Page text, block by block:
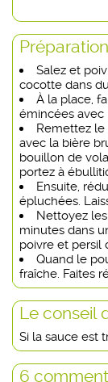
Préparation
Salez et
cocotte dans
À la place,
émincées avec
Remettez
avec la bière
bouillon de
portez à
Ensuite,
épluchées.
Nettoyez
minutes dans
poivre et persil
Quand le
fraîche. Faites
Le conseil
Si la sauce est
6